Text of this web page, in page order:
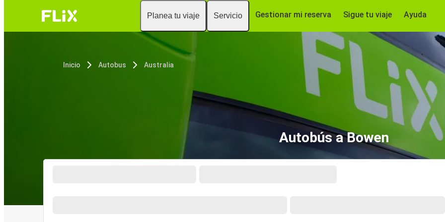
Planea tu viaje Servicio Gestionar mi reserva Sigue tu viaje Ayuda
Inicio Autobus Australia
Autobús a Bowen